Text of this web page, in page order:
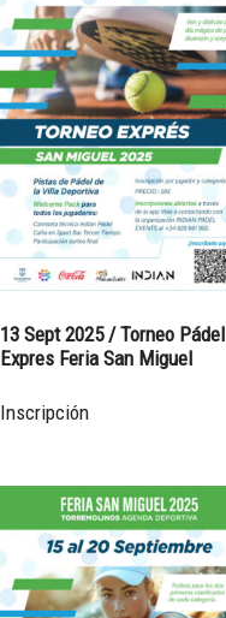
13 Sept 2025 / Torneo Pádel
Expres Feria San Miguel
Inscripción